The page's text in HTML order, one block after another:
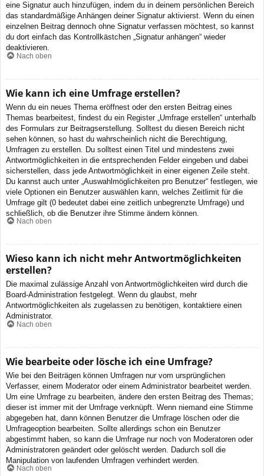
eine Signatur auch hinzufügen, indem du in deinem persönlichen Bereich
das standardmäßige Anhängen deiner Signatur aktivierst. Wenn du einen
einzelnen Beitrag dennoch ohne Signatur verfassen möchtest, so kannst
du dort einfach das Kontrollkästchen „Signatur anhängen“ wieder
deaktivieren.
Nach oben
Wie kann ich eine Umfrage erstellen?
Wenn du ein neues Thema eröffnest oder den ersten Beitrag eines
Themas bearbeitest, findest du ein Register „Umfrage erstellen“ unterhalb
des Formulars zur Beitragserstellung. Solltest du diesen Bereich nicht
sehen können, so hast du wahrscheinlich nicht die Berechtigung,
Umfragen zu erstellen. Du solltest einen Titel und mindestens zwei
Antwortmöglichkeiten in die entsprechenden Felder eingeben und dabei
sicherstellen, dass jede Antwortmöglichkeit in einer eigenen Zeile steht.
Du kannst auch unter „Auswahlmöglichkeiten pro Benutzer“ festlegen, wie
viele Optionen ein Benutzer auswählen kann, welches Zeitlimit für die
Umfrage gilt (0 bedeutet dabei eine zeitlich unbegrenzte Umfrage) und
schließlich, ob die Benutzer ihre Stimme ändern können.
Nach oben
Wieso kann ich nicht mehr Antwortmöglichkeiten
erstellen?
Die maximal zulässige Anzahl von Antwortmöglichkeiten wird durch die
Board-Administration festgelegt. Wenn du glaubst, mehr
Antwortmöglichkeiten als zugelassen zu benötigen, kontaktiere einen
Administrator.
Nach oben
Wie bearbeite oder lösche ich eine Umfrage?
Wie bei den Beiträgen können Umfragen nur vom ursprünglichen
Verfasser, einem Moderator oder einem Administrator bearbeitet werden.
Um eine Umfrage zu bearbeiten, ändere den ersten Beitrag des Themas;
dieser ist immer mit der Umfrage verknüpft. Wenn niemand eine Stimme
abgegeben hat, dann können Benutzer die Umfrage löschen oder die
Umfrageoption bearbeiten. Sollte allerdings schon ein Benutzer
abgestimmt haben, so kann die Umfrage nur noch von Moderatoren oder
Administratoren geändert oder gelöscht werden. Dadurch soll die
Manipulation von laufenden Umfragen verhindert werden.
Nach oben